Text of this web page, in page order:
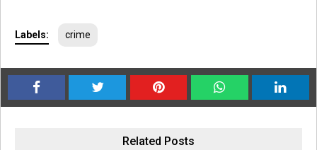
Labels: crime
Related Posts